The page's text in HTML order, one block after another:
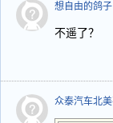
想自由的鸽子
不遥了？
众泰汽车北